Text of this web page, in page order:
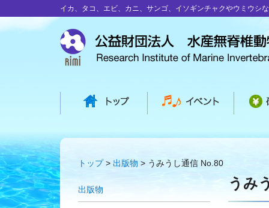
イカ、タコ、エビ、カニ、サンゴ、イソギンチャクやウミウシ
トップ 出版物 うみうし通信 No.80
出版物 うみ